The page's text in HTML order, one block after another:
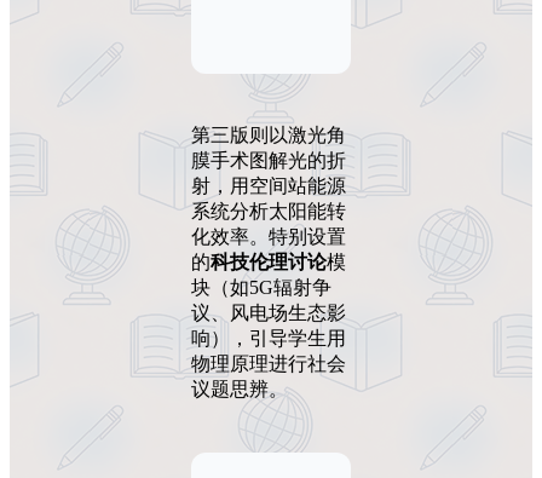
第三版则以激光角
膜手术图解光的折
射，用空间站能源
系统分析太阳能转
化效率。特别设置
的科技伦理讨论模
块（如5G辐射争
议、风电场生态影
响），引导学生用
物理原理进行社会
议题思辨。